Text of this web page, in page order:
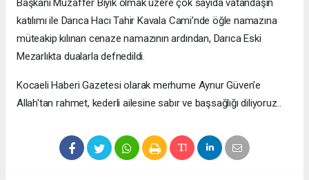
Başkanı Muzaffer Bıyık olmak üzere çok sayıda vatandaşın
katılımı ile Darıca Hacı Tahir Kavala Cami’nde öğle namazına
müteakip kılınan cenaze namazının ardından, Darıca Eski
Mezarlıkta dualarla defnedildi.
Kocaeli Haberi Gazetesi olarak merhume Aynur Güven'e
Allah'tan rahmet, kederli ailesine sabır ve başsağlığı diliyoruz..